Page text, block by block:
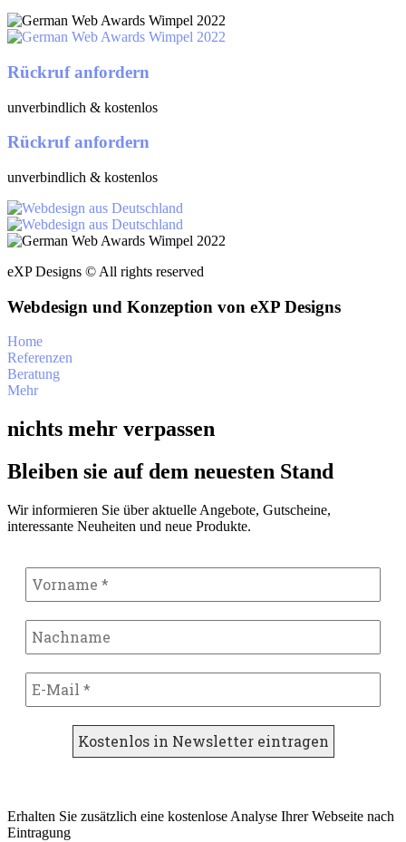
Rückruf anfordern
unverbindlich & kostenlos
Rückruf anfordern
unverbindlich & kostenlos
eXP Designs © All rights reserved
Webdesign und Konzeption von eXP Designs
Home
Referenzen
Beratung
Mehr
nichts mehr verpassen
Bleiben sie auf dem neuesten Stand
Wir informieren Sie über aktuelle Angebote, Gutscheine,
interessante Neuheiten und neue Produkte.
Erhalten Sie zusätzlich eine kostenlose Analyse Ihrer Webseite nach
Eintragung